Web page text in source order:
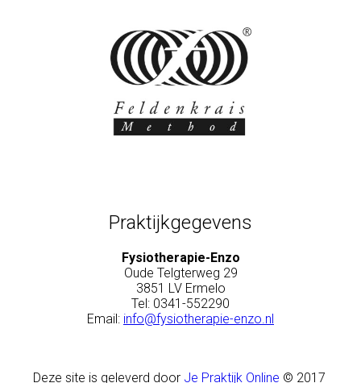
Praktijkgegevens
Fysiotherapie-Enzo
Oude Telgterweg 29
3851 LV Ermelo
Tel: 0341-552290
Email: info@fysiotherapie-enzo.nl
Deze site is geleverd door Je Praktijk Online © 2017